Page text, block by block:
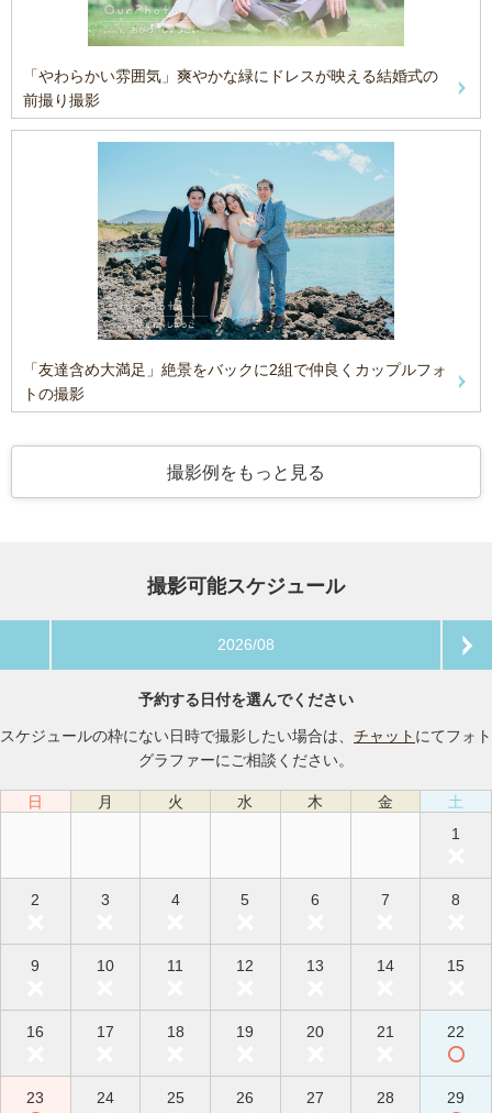
「やわらかい雰囲気」爽やかな緑にドレスが映える結婚式の
前撮り撮影
「友達含め大満足」絶景をバックに2組で仲良くカップルフォ
トの撮影
撮影例をもっと見る
撮影可能スケジュール
2026/08
予約する日付を選んでください
スケジュールの枠にない日時で撮影したい場合は、 チャット にてフォト
グラファーにご相談ください。
日 月 火 水 木 金
土
1
2 3 4 5 6 7 8
9 10 11 12 13 14 15
16 17 18 19 20 21 22
23 24 25 26 27 28 29